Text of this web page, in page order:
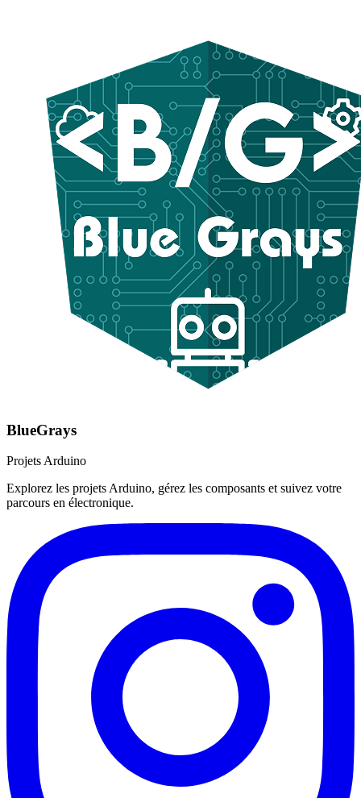
BlueGrays
Projets Arduino
Explorez les projets Arduino, gérez les composants et suivez votre
parcours en électronique.